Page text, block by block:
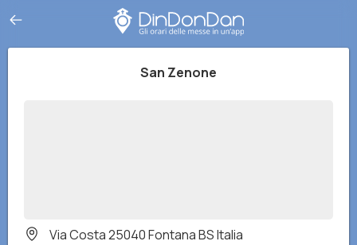
San Zenone
Via Costa 25040 Fontana BS Italia